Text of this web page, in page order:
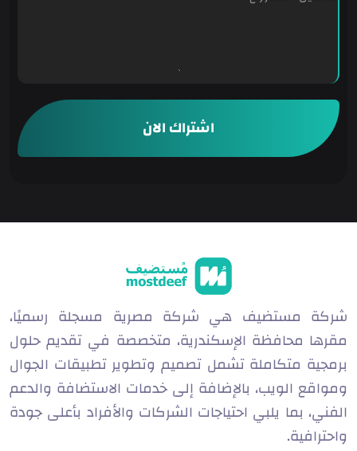
و
ن
ت
ل
د
اشتراك الان
شركة مستضيف هي شركة مصرية مسجلة رسميًا،
مقرها محافظة الإسكندرية، متخصصة في تقديم حلول
برمجية متكاملة تشمل تصميم وتطوير تطبيقات الجوال
ومواقع الويب، بالإضافة إلى خدمات الاستضافة والدعم
الفني، بما يلبي احتياجات الشركات والأفراد بأعلى جودة
واحترافية.